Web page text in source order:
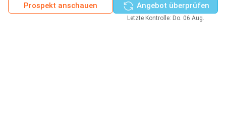
Prospekt anschauen
Angebot überprüfen
Letzte Kontrolle: Do. 06 Aug.